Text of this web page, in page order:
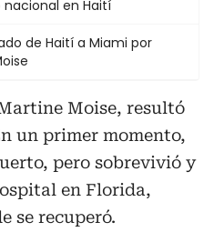
en Haití
de Haití a Miami por
Moise, resultó
un primer momento,
pero sobrevivió y
en Florida,
se recuperó.